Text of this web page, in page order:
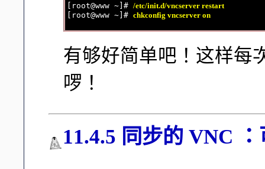
[root@www ~]# /etc/init.d/vncserver restart
[root@www ~]# chkconfig vncserver on
有够好简单吧！这样每
啰！
11.4.5 同步的 VNC